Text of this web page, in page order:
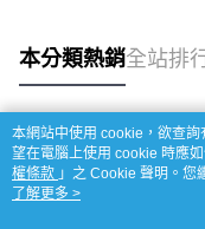
本分類熱銷全站排
熱門標籤
本網站中使用 cookie，欲查
望在電腦上使用 cookie 時應
權條款 」之 Cookie 聲明。您
用條款之 Cookie 聲明使用
了解更多 >